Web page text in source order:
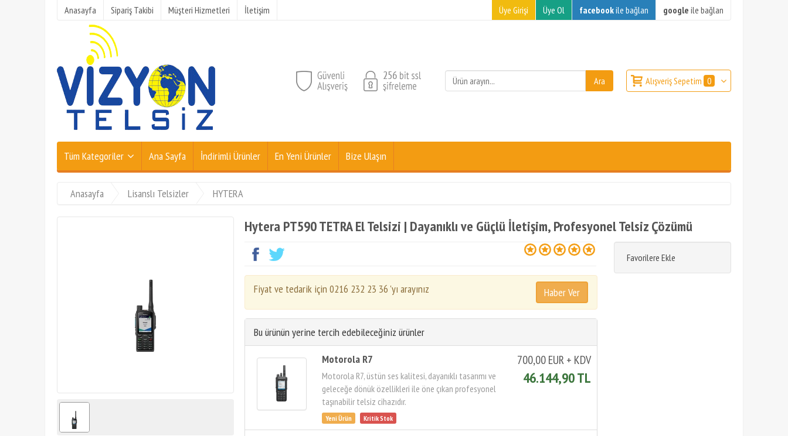
Anasayfa Sipariş Takibi Müşteri Hizmetleri İletişim Üye Girişi Üye Ol facebookile bağlan google ile bağlan
Alışveriş Sepetim 0
Tüm Kategoriler Ana Sayfa İndirimli Ürünler En Yeni Ürünler Bize Ulaşın
Anasayfa Lisanslı Telsizler HYTERA
Hytera PT590 TETRA El Telsizi | Dayanıklı ve Güçlü İletişim, Profesyonel Telsiz Çözümü
Favorilere Ekle
Fiyat ve tedarik için 0216 232 23 36 'yı arayınız
Bu ürünün yerine tercih edebileceğiniz ürünler
Motorola R7
Motorola R7, üstün ses kalitesi, dayanıklı tasarımı ve
geleceğe dönük özellikleri ile öne çıkan profesyonel
taşınabilir telsiz cihazıdır.
700,00 EUR + KDV
46.144,90 TL